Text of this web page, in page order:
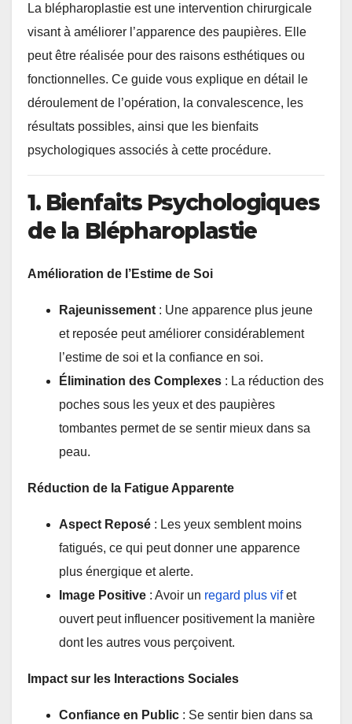
La blépharoplastie est une intervention chirurgicale
visant à améliorer l’apparence des paupières. Elle
peut être réalisée pour des raisons esthétiques ou
fonctionnelles. Ce guide vous explique en détail le
déroulement de l’opération, la convalescence, les
résultats possibles, ainsi que les bienfaits
psychologiques associés à cette procédure.
1. Bienfaits Psychologiques
de la Blépharoplastie
Amélioration de l’Estime de Soi
Rajeunissement : Une apparence plus jeune
et reposée peut améliorer considérablement
l’estime de soi et la confiance en soi.
Élimination des Complexes : La réduction des
poches sous les yeux et des paupières
tombantes permet de se sentir mieux dans sa
peau.
Réduction de la Fatigue Apparente
Aspect Reposé : Les yeux semblent moins
fatigués, ce qui peut donner une apparence
plus énergique et alerte.
Image Positive : Avoir un regard plus vifet
ouvert peut influencer positivement la manière
dont les autres vous perçoivent.
Impact sur les Interactions Sociales
Confiance en Public : Se sentir bien dans sa